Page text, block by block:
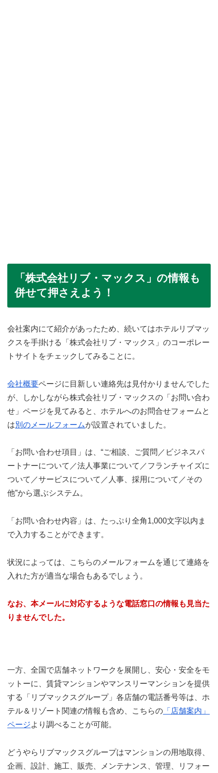
「株式会社リブ・マックス」の情報も
併せて押さえよう！
会社案内にて紹介があったため、続いてはホテルリブマッ
クスを手掛ける「株式会社リブ・マックス」のコーポレー
トサイトをチェックしてみることに。
会社概要ページに目新しい連絡先は見付かりませんでした
が、しかしながら株式会社リブ・マックスの「お問い合わ
せ」ページを見てみると、ホテルへのお問合せフォームと
は別のメールフォームが設置されていました。
「お問い合わせ項目」は、“ご相談、ご質問／ビジネスパ
ートナーについて／法人事業について／フランチャイズに
ついて／サービスについて／人事、採用について／その
他”から選ぶシステム。
「お問い合わせ内容」は、たっぷり全角1,000文字以内ま
で入力することができます。
状況によっては、こちらのメールフォームを通じて連絡を
入れた方が適当な場合もあるでしょう。
なお、本メールに対応するような電話窓口の情報も見当た
りませんでした。
一方、全国で店舗ネットワークを展開し、安心・安全をモ
ットーに、賃貸マンションやマンスリーマンションを提供
する「リブマックスグループ」各店舗の電話番号等は、ホ
テル＆リゾート関連の情報も含め、こちらの 「店舗案内」
ページより調べることが可能。
どうやらリブマックスグループはマンションの用地取得、
企画、設計、施工、販売、メンテナンス、管理、リフォー